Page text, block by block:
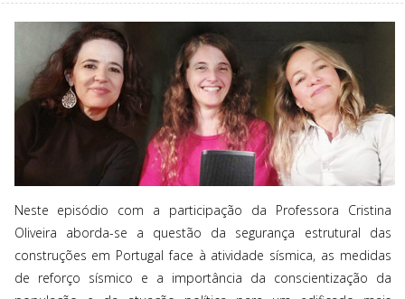
Neste episódio com a participação da Professora Cristina
Oliveira aborda-se a questão da segurança estrutural das
construções em Portugal face à atividade sísmica, as medidas
de reforço sísmico e a importância da conscientização da